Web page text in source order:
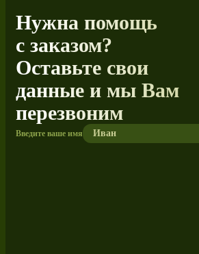
Нужна помощь
с заказом?
Оставьте свои
данные и мы Вам
перезвоним
Введите ваше имя